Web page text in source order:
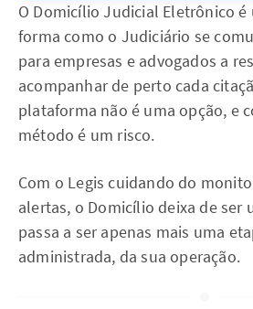
O Domicílio Judicial Eletrônico é
forma como o Judiciário se
para empresas e advogados a
acompanhar de perto cada
plataforma não é uma opção, e
método é um risco.
Com o Legis cuidando do
alertas, o Domicílio deixa de ser
passa a ser apenas mais uma
administrada, da sua operação.